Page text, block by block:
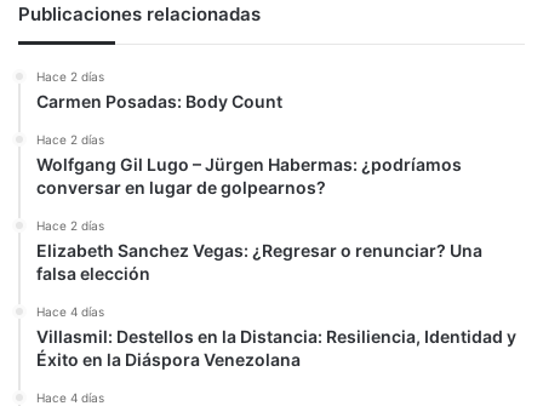
Publicaciones relacionadas
Hace 2 días
Carmen Posadas: Body Count
Hace 2 días
Wolfgang Gil Lugo – Jürgen Habermas: ¿podríamos
conversar en lugar de golpearnos?
Hace 2 días
Elizabeth Sanchez Vegas: ¿Regresar o renunciar? Una
falsa elección
Hace 4 días
Villasmil: Destellos en la Distancia: Resiliencia, Identidad y
Éxito en la Diáspora Venezolana
Hace 4 días